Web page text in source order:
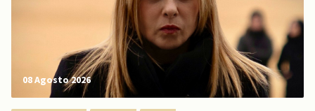
08 Agosto 2026